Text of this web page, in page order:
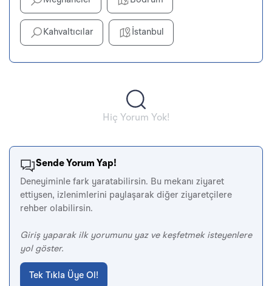
Kahvaltıcılar İstanbul
Hiç Yorum Yok!
Sende Yorum Yap!
Deneyiminle fark yaratabilirsin. Bu mekanı ziyaret
ettiysen, izlenimlerini paylaşarak diğer ziyaretçilere
rehber olabilirsin.
Giriş yaparak ilk yorumunu yaz ve keşfetmek isteyenlere
yol göster.
Tek Tıkla Üye Ol!